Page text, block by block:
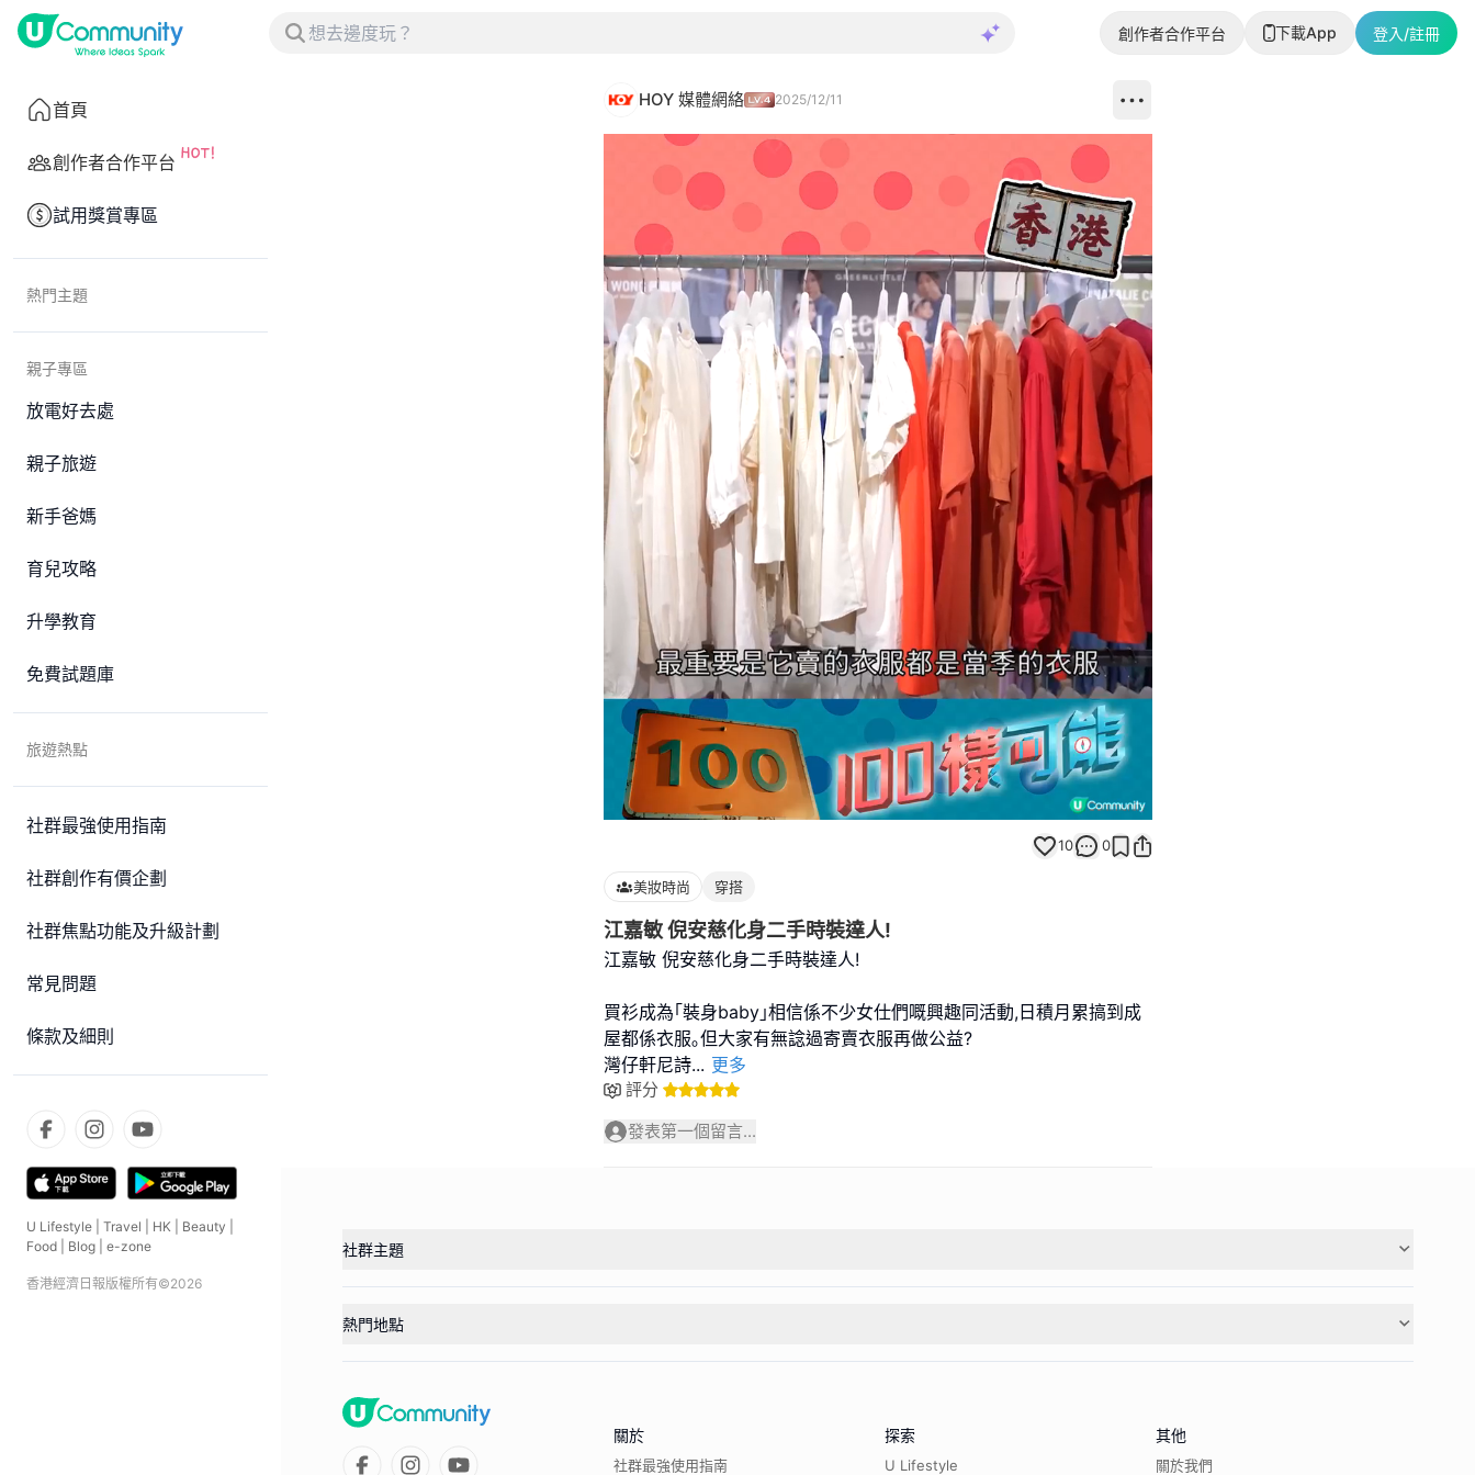
創作者合作平台 下載App 登入/註冊
首頁
創作者合作平台
試用獎賞專區
熱門主題
親子專區
放電好去處
親子旅遊
新手爸媽
育兒攻略
升學教育
免費試題庫
旅遊熱點
社群最強使用指南
社群創作有價企劃
社群焦點功能及升級計劃
常見問題
條款及細則
U Lifestyle Travel HK Beauty
Food
Blog e-zone
香港經濟日報版權所有©2026
HOY 媒體網絡 2025/12/11
Loaded:
83.33%
Unmute
10 0
美妝時尚 穿搭
江嘉敏 倪安慈化身二手時裝達人!
江嘉敏 倪安慈化身二手時裝達人!
買衫成為｢裝身baby｣相信係不少女仕們嘅興趣同活動,日積月累搞到成
屋都係衣服｡但大家有無諗過寄賣衣服再做公益?
灣仔軒尼詩... 更多
評分
發表第一個留言...
社群主題
熱門地點
關於
社群最強使用指南
探索
U Lifestyle
其他
關於我們